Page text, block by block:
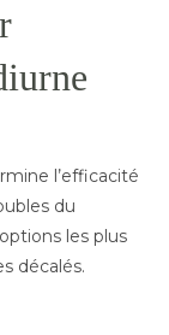
l’efficacité
du
les plus
décalés.